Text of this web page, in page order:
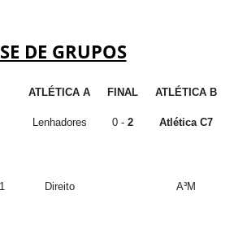
DE GRUPOS
ATLÉTICA A FINAL ATLÉTICA B
Lenhadores 0 - 2 Atlética C7
Direito A³M